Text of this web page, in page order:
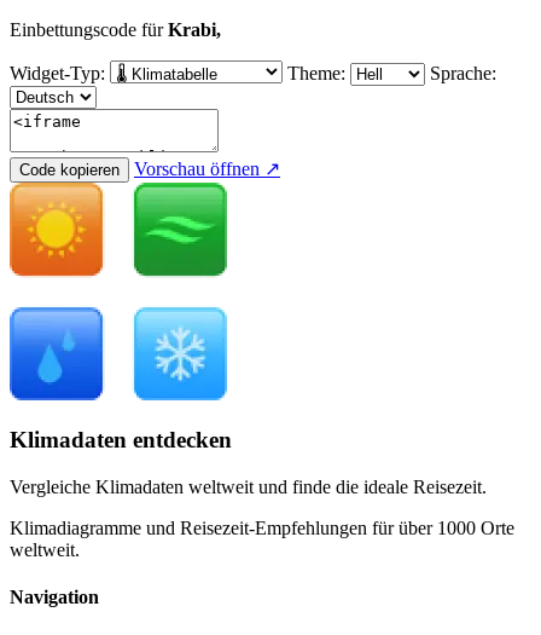
Einbettungscode fürKrabi,
Widget-Typ: Theme: Sprache:
Code kopieren Vorschau öffnen ↗
Klimadaten entdecken
Vergleiche Klimadaten weltweit und finde die ideale Reisezeit.
Klimadiagramme und Reisezeit-Empfehlungen für über 1000 Orte
weltweit.
Navigation